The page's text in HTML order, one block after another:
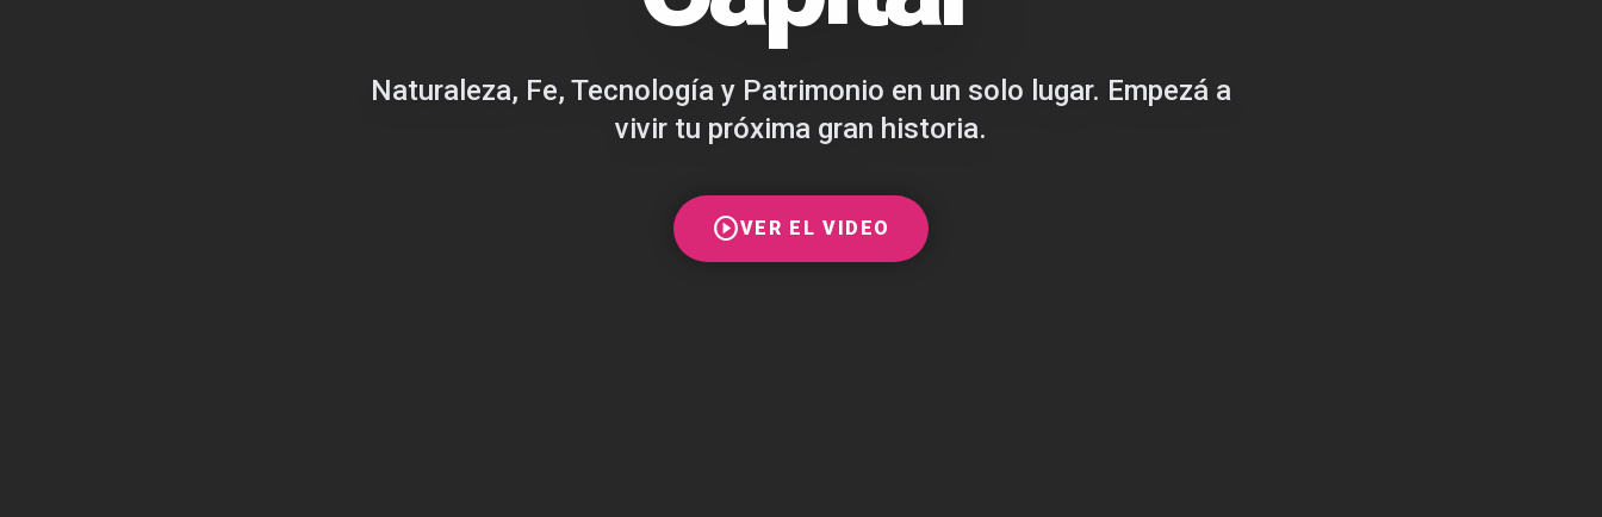
Naturaleza, Fe, Tecnología y Patrimonio en un solo lugar. Empezá a
vivir tu próxima gran historia.
play_circleVER EL VIDEO